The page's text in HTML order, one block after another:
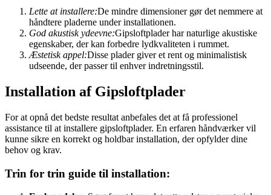
Lette at installere:De mindre dimensioner gør det nemmere at
håndtere pladerne under installationen.
God akustisk ydeevne:Gipsloftplader har naturlige akustiske
egenskaber, der kan forbedre lydkvaliteten i rummet.
Æstetisk appel:Disse plader giver et rent og minimalistisk
udseende, der passer til enhver indretningsstil.
Installation af Gipsloftplader
For at opnå det bedste resultat anbefales det at få professionel
assistance til at installere gipsloftplader. En erfaren håndværker vil
kunne sikre en korrekt og holdbar installation, der opfylder dine
behov og krav.
Trin for trin guide til installation: